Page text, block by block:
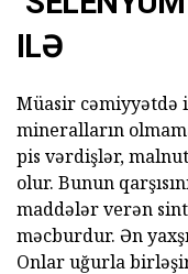
ILƏ
Müasir cəmiyyətdə
mineralların
pis vərdişlər,
olur. Bunun
maddələr verən
məcburdur. Ən
Onlar uğurla